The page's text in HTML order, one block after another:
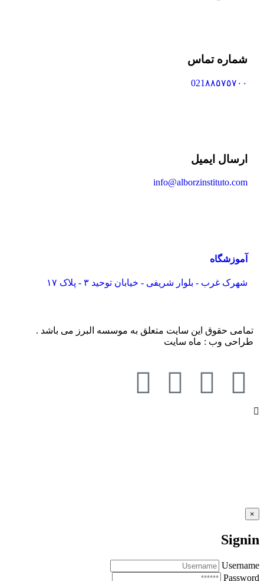
شماره تماس
021٨٨٥٧٥٧٠٠
ارسال ایمیل
info@alborzinstituto.com
آموزشگاه
شهرک غرب - بلوار شریفی - خیابان توحید ٣ - پلاک ١٧
تمامی حقوق این سایت متعلق به موسسه البرز می باشد .
طراحی وب : ماه سایت
×
Signin
Username
Password